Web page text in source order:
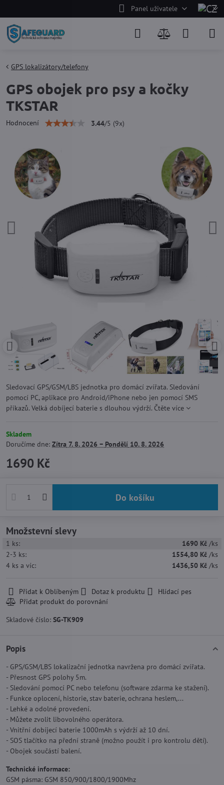
Panel uživatele
GPS lokalizátory/telefony
GPS obojek pro psy a kočky
TKSTAR
Hodnocení 3.44/5 (9x)
Sledovací GPS/GSM/LBS jednotka pro domácí zvířata. Sledování
pomocí PC, aplikace pro Android/iPhone nebo jen pomocí SMS
příkazů. Velká dobíjecí baterie s dlouhou výdrží. Čtěte více
Skladem
Doručíme dne: Zítra 7. 8. 2026 − Pondělí 10. 8. 2026
1690 Kč
Do košíku
Množstevní slevy
1 ks: 1690 Kč /ks
2-3 ks: 1554,80 Kč /ks
4 ks a víc: 1436,50 Kč /ks
Přidat k Oblíbeným Dotaz k produktu Hlídací pes
Skladové číslo: SG-TK909
Popis
- GPS/GSM/LBS lokalizační jednotka navržena pro domácí zvířata.
- Přesnost GPS polohy 5m.
- Sledování pomocí PC nebo telefonu (software zdarma ke stažení).
- Funkce oplocení, historie, stav baterie, ochrana heslem,...
- Lehké a odolné provedení.
- Můžete zvolit libovolného operátora.
- Vnitřní dobíjecí baterie 1000mAh s výdrží až 10 dní.
- SOS tlačítko na přední straně (možno použít i pro kontrolu dětí).
- Obojek součástí balení.
Technické informace:
GSM pásma: GSM 850/900/1800/1900Mhz